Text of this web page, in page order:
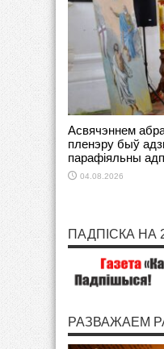
Асвячэннем
пленэру быў
парафіяльны
04.08.2026
ПАДПІСКА НА
РАЗВАЖАЕМ